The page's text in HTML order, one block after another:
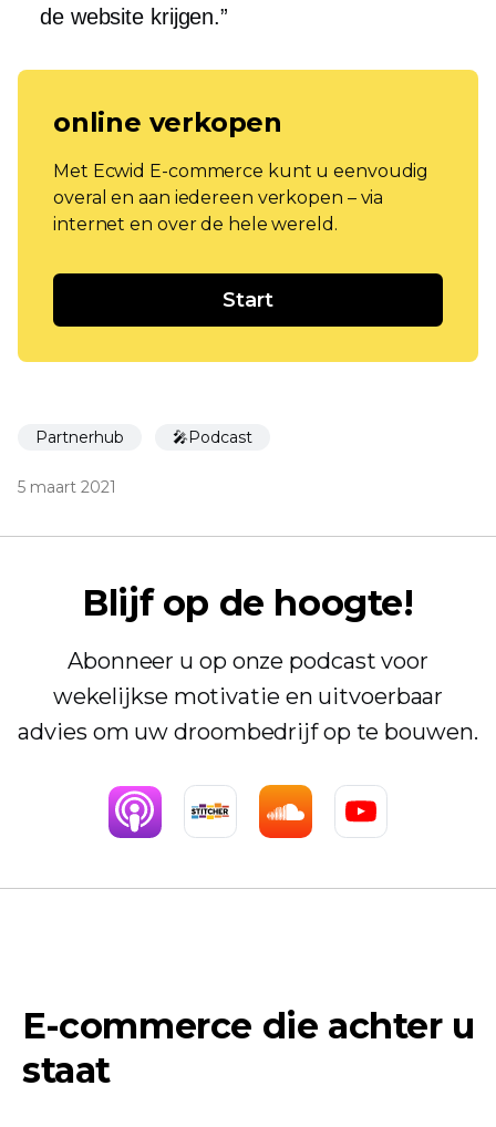
de website krijgen.”
online verkopen
Met Ecwid E-commerce kunt u eenvoudig
overal en aan iedereen verkopen – via
internet en over de hele wereld.
Start
Partnerhub 🎤Podcast
5 maart 2021
Blijf op de hoogte!
Abonneer u op onze podcast voor
wekelijkse motivatie en uitvoerbaar
advies om uw droombedrijf op te bouwen.
E-commerce die achter u
staat